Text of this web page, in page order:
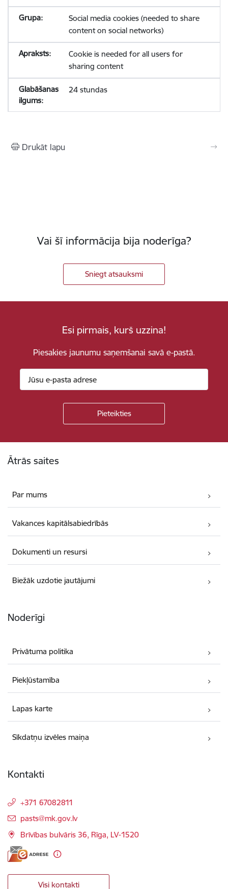
Social media cookies (needed to share
content on social networks)
Cookie is needed for all users for
sharing content
24 stundas
Drukāt lapu
Vai šī informācija bija noderīga?
Sniegt atsauksmi
Esi pirmais, kurš uzzina!
Piesakies jaunumu saņemšanai savā e-pastā.
Ātrās saites
Par mums
Vakances kapitālsabiedrībās
Dokumenti un resursi
Biežāk uzdotie jautājumi
Noderīgi
Privātuma politika
Piekļūstamība
Lapas karte
Sīkdatņu izvēles maiņa
Kontakti
+371 67082811
E-pasts:
pasts@mk.gov.lv
Brīvības bulvāris 36, Rīga, LV-1520
Visi kontakti